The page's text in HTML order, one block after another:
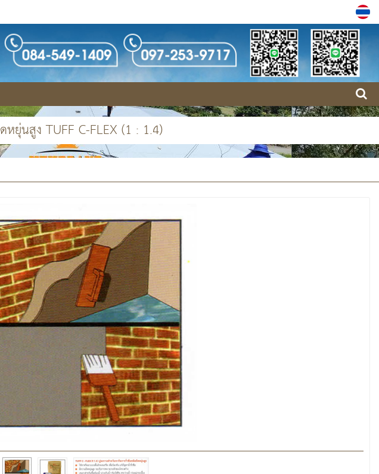
ยุ่นสูง TUFF C-FLEX (1 : 1.4)